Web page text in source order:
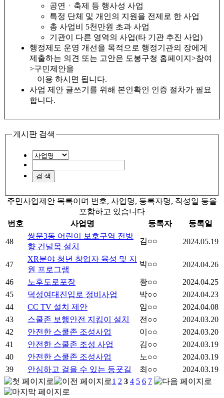
공연ㆍ축제 등 행사성 사업
특정 단체 및 개인의 지원을 전제로 한 사업
총 사업비 5천만원 초과 사업
기관이 다른 영역의 사업(타 기관 추진 사업)
행정제도 운영 개선을 목적으로 행정기관의 장에게
제출하는 의견 또는 고안은 도봉구청 홈페이지>참여
>구민제안을
이용 하시면 됩니다.
사업 제안 글쓰기를 위해 본인확인 인증 절차가 필요
합니다.
게시판 검색
주민사업제안 목록이며 번호, 사업명, 등록자명, 작성일 등을
포함하고 있습니다
번호
사업명 등록자 등록일
48
쌍문3동 어린이 보호구역 전방
향 건널목 설치
김○○ 2024.05.19
47
XR분야 청년 창업자 육성 및 지
원 프로그램
박○○ 2024.04.26
46 노후도로포장 황○○
2024.04.25
45
덕성여대진입로 정비사업 박○○
2024.04.23
44
CC TV 설치 제안 임○○
2024.04.08
43
스쿨존 보행안전 지킴이 설치 전○○
2024.03.20
42
안전한 스쿨존 조성사업 이○○
2024.03.20
41
안전한 스쿨존 조성 사업 김○○
2024.03.19
40
안전한 스쿨존 조성사업 노○○
2024.03.19
39
안심하고 걸을 수 있는 등굣길 최○○
2024.03.19
1 2 3 4 5 6 7